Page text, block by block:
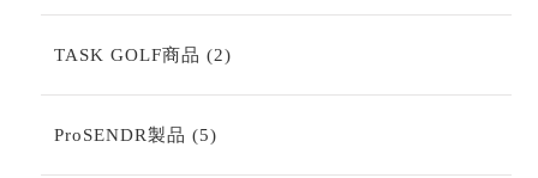
の
TASK GOLF商品 22
の
ProSENDR製品 55